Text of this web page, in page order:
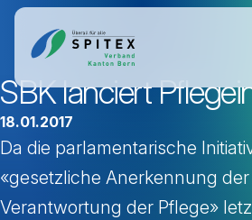
SBK lanciert
18.01.2017
Da die parlamentarische
«gesetzliche Anerkennung der
Verantwortung der Pflege»